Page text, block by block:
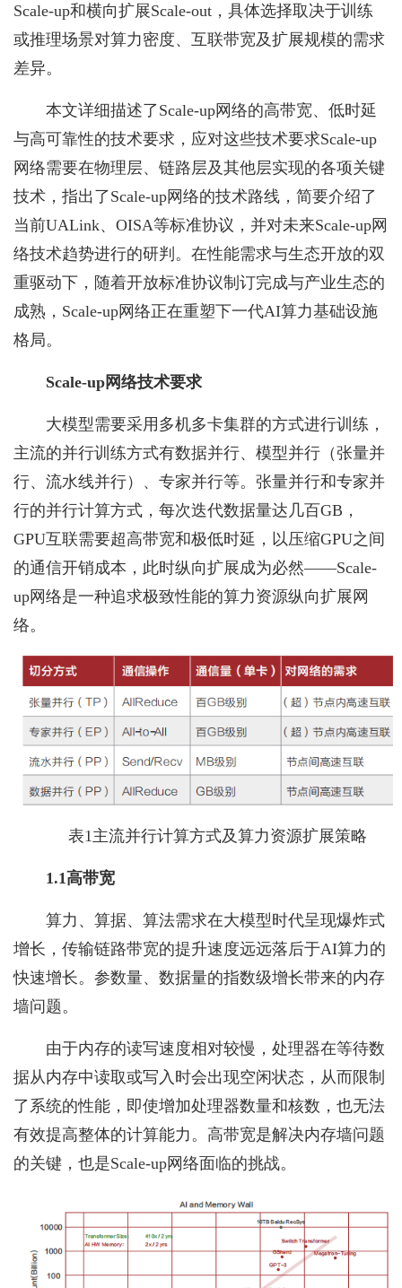
Scale-up和横向扩展Scale-out，具体选择取决于训练
或推理场景对算力密度、互联带宽及扩展规模的需求
差异。
本文详细描述了Scale-up网络的高带宽、低时延
与高可靠性的技术要求，应对这些技术要求Scale-up
网络需要在物理层、链路层及其他层实现的各项关键
技术，指出了Scale-up网络的技术路线，简要介绍了
当前UALink、OISA等标准协议，并对未来Scale-up网
络技术趋势进行的研判。在性能需求与生态开放的双
重驱动下，随着开放标准协议制订完成与产业生态的
成熟，Scale-up网络正在重塑下一代AI算力基础设施
格局。
Scale-up网络技术要求
大模型需要采用多机多卡集群的方式进行训练，
主流的并行训练方式有数据并行、模型并行（张量并
行、流水线并行）、专家并行等。张量并行和专家并
行的并行计算方式，每次迭代数据量达几百GB，
GPU互联需要超高带宽和极低时延，以压缩GPU之间
的通信开销成本，此时纵向扩展成为必然——Scale-
up网络是一种追求极致性能的算力资源纵向扩展网
络。
表1主流并行计算方式及算力资源扩展策略
1.1高带宽
算力、算据、算法需求在大模型时代呈现爆炸式
增长，传输链路带宽的提升速度远远落后于AI算力的
快速增长。参数量、数据量的指数级增长带来的内存
墙问题。
由于内存的读写速度相对较慢，处理器在等待数
据从内存中读取或写入时会出现空闲状态，从而限制
了系统的性能，即使增加处理器数量和核数，也无法
有效提高整体的计算能力。高带宽是解决内存墙问题
的关键，也是Scale-up网络面临的挑战。